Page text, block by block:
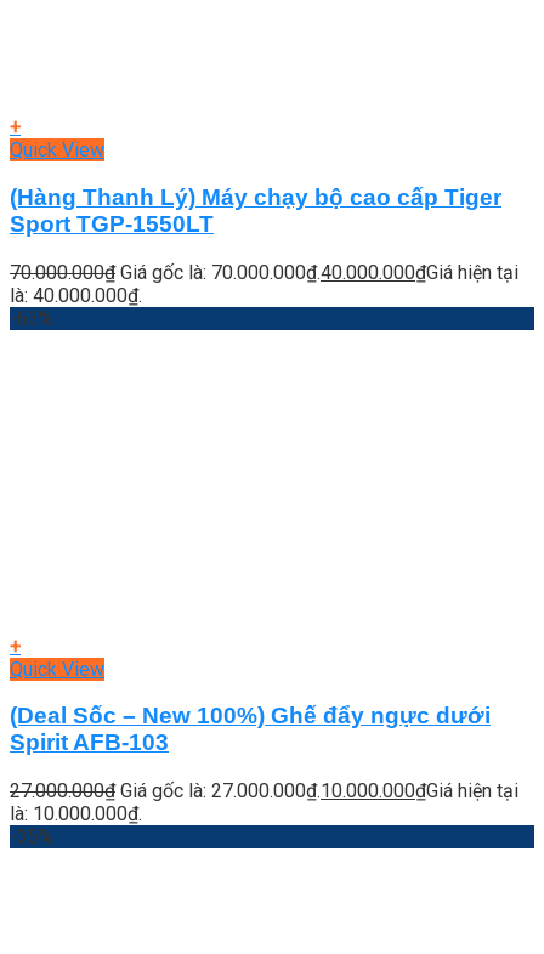
+
Quick View
(Hàng Thanh Lý) Máy chạy bộ cao cấp Tiger
Sport TGP-1550LT
70.000.000₫ Giá gốc là: 70.000.000₫.40.000.000₫Giá hiện tại
là: 40.000.000₫.
-63%
+
Quick View
(Deal Sốc – New 100%) Ghế đẩy ngực dưới
Spirit AFB-103
27.000.000₫ Giá gốc là: 27.000.000₫.10.000.000₫Giá hiện tại
là: 10.000.000₫.
-35%